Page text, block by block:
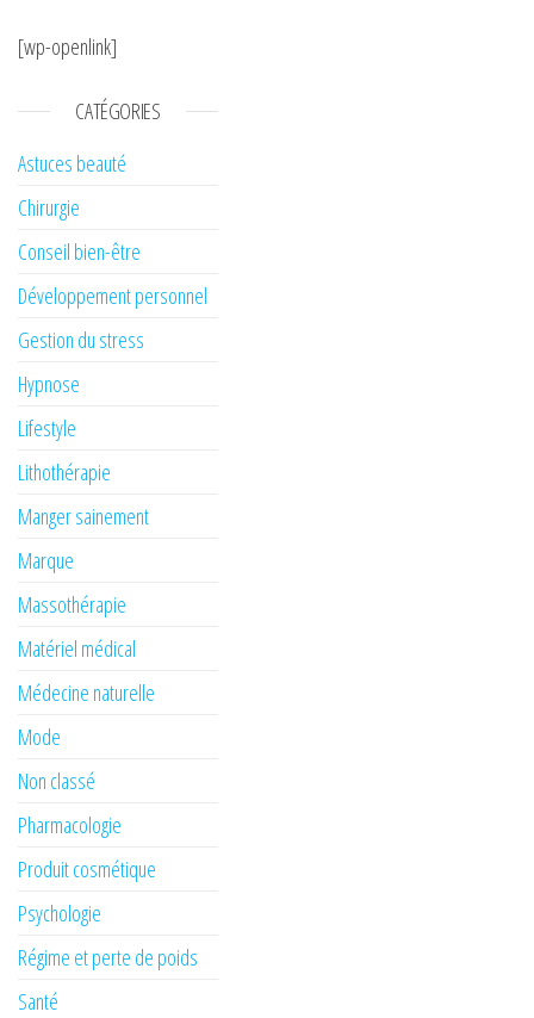
[wp-openlink]
CATÉGORIES
Astuces beauté
Chirurgie
Conseil bien-être
Développement personnel
Gestion du stress
Hypnose
Lifestyle
Lithothérapie
Manger sainement
Marque
Massothérapie
Matériel médical
Médecine naturelle
Mode
Non classé
Pharmacologie
Produit cosmétique
Psychologie
Régime et perte de poids
Santé